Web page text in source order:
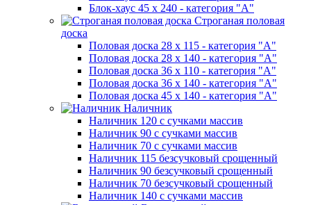
Блок-хаус 45 х 240 - категория "А"
Строганая половая
доска
Половая доска 28 х 115 - категория "А"
Половая доска 28 х 140 - категория "А"
Половая доска 36 х 110 - категория "А"
Половая доска 36 х 140 - категория "А"
Половая доска 45 х 140 - категория "А"
Наличник
Наличник 120 с сучками массив
Наличник 90 с сучками массив
Наличник 70 с сучками массив
Наличник 115 безсучковый срощенный
Наличник 90 безсучковый срощенный
Наличник 70 безсучковый срощенный
Наличник 140 с сучками массив